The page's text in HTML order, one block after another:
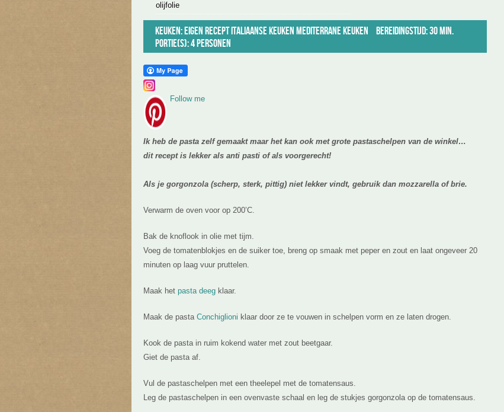
olijfolie
Keuken: Eigen recept Italiaanse keuken Mediterrane keuken
Bereidingstijd: 30 min.
Portie(s): 4 personen
Follow me
Ik heb de pasta zelf gemaakt maar het kan ook met grote pastaschelpen van de winkel…
dit recept is lekker als anti pasti of als voorgerecht!
Als je gorgonzola (scherp, sterk, pittig) niet lekker vindt, gebruik dan mozzarella of brie.
Verwarm de oven voor op 200’C.
Bak de knoflook in olie met tijm.
Voeg de tomatenblokjes en de suiker toe, breng op smaak met peper en zout en laat ongeveer 20
minuten op laag vuur pruttelen.
Maak het pasta deeg klaar.
Maak de pasta Conchiglioni klaar door ze te vouwen in schelpen vorm en ze laten drogen.
Kook de pasta in ruim kokend water met zout beetgaar.
Giet de pasta af.
Vul de pastaschelpen met een theelepel met de tomatensaus.
Leg de pastaschelpen in een ovenvaste schaal en leg de stukjes gorgonzola op de tomatensaus.